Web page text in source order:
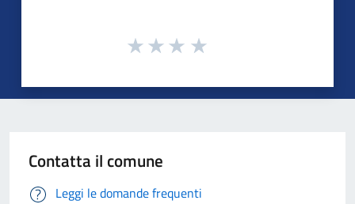
Contatta il comune
Leggi le domande frequenti